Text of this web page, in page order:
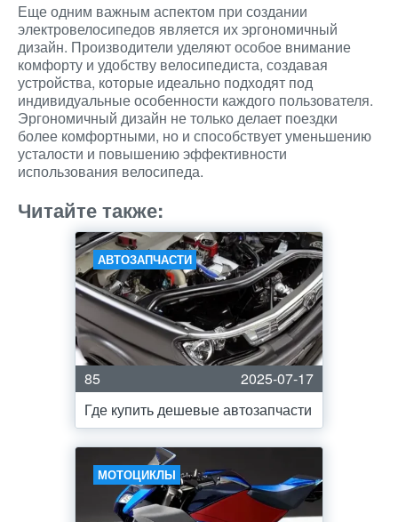
Еще одним важным аспектом при создании
электровелосипедов является их эргономичный
дизайн. Производители уделяют особое внимание
комфорту и удобству велосипедиста, создавая
устройства, которые идеально подходят под
индивидуальные особенности каждого пользователя.
Эргономичный дизайн не только делает поездки
более комфортными, но и способствует уменьшению
усталости и повышению эффективности
использования велосипеда.
Читайте также:
АВТОЗАПЧАСТИ
85
2025-07-17
Где купить дешевые автозапчасти
МОТОЦИКЛЫ